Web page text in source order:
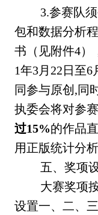
3.参赛队
包和数据分析
书（见附件4）
1年3月22日至
同参与原创,同
执委会将对参
过15%的作品
用正版统计分析
五、奖项
大赛奖项
设置一、二、